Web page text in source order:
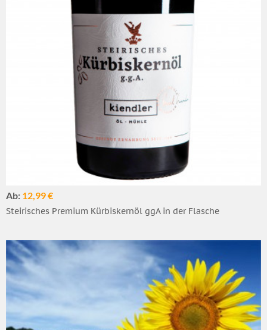
Ab: 12,99 €
Steirisches Premium Kürbiskernöl ggA in der Flasche